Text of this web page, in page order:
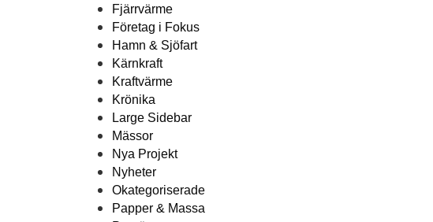
Fjärrvärme
Företag i Fokus
Hamn & Sjöfart
Kärnkraft
Kraftvärme
Krönika
Large Sidebar
Mässor
Nya Projekt
Nyheter
Okategoriserade
Papper & Massa